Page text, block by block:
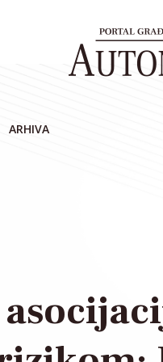
ARHIVA